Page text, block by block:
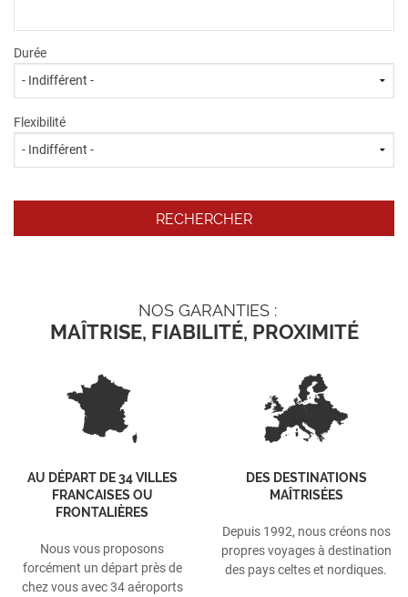
Durée
Flexibilité
NOS GARANTIES :
MAÎTRISE, FIABILITÉ, PROXIMITÉ
AU DÉPART DE 34 VILLES
FRANCAISES OU
FRONTALIÈRES
Nous vous proposons
forcément un départ près de
chez vous avec 34 aéroports
DES DESTINATIONS
MAÎTRISÉES
Depuis 1992, nous créons nos
propres voyages à destination
des pays celtes et nordiques.